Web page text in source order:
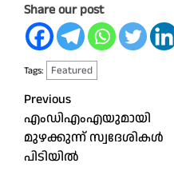
Share our post
Tags: Featured
Post
navigation
Previous
എംഡിഎംഎയുമായി
മുഴക്കുന്ന് സ്വദേശികൾ
പിടിയിൽ